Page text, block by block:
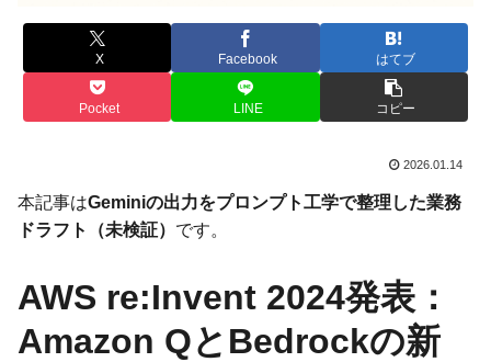
X Facebook はてブ
Pocket LINE コピー
2026.01.14
本記事はGeminiの出力をプロンプト工学で整理した業務
ドラフト（未検証） です。
AWS re:Invent 2024発表：
Amazon QとBedrockの新